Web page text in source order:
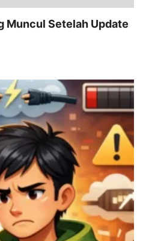
Muncul Setelah Update